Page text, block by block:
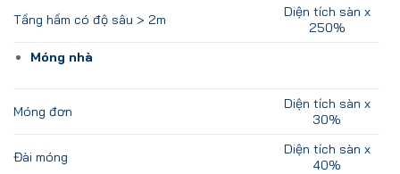
Tầng hầm có độ sâu > 2m
Diện tích sàn x
250%
Móng nhà
Móng đơn
Diện tích sàn x
30%
Đài móng
Diện tích sàn x
40%